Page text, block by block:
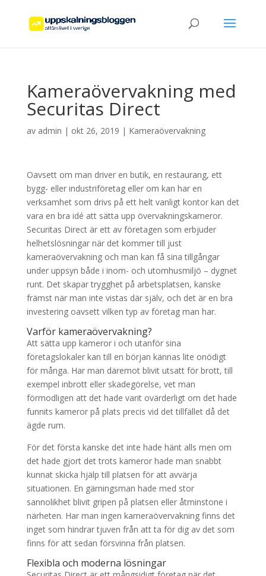
Kameraövervakning med
Securitas Direct
av admin | okt 26, 2019 | Kameraövervakning
Oavsett om man driver en butik, en restaurang, ett
bygg- eller industriföretag eller om kan har en
verksamhet som drivs på ett helt vanligt kontor kan det
vara en bra idé att sätta upp övervakningskameror.
Securitas Direct är ett av företagen som erbjuder
helhetslösningar när det kommer till just
kameraövervakning och man kan få sina tillgångar
under uppsyn både i inom- och utomhusmiljö – dygnet
runt. Det skapar trygghet på arbetsplatsen, kanske
främst när man inte vistas där själv, och det är en bra
investering oavsett vilken typ av företag man har.
Varför kameraövervakning?
Att sätta upp kameror i och utanför sina
företagslokaler kan till en början kännas lite onödigt
för många. Har man däremot blivit utsatt för brott, till
exempel inbrott eller skadegörelse, vet man
förmodligen att det hade varit ovärderligt om det hade
funnits kameror på plats precis vid det tillfället då det
ägde rum.
För det första kanske det inte hade hänt alls men om
det hade gjort det trots kameror hade man snabbt
kunnat skicka hjälp till platsen för att avvärja
situationen. En gärningsman hade med stor
sannolikhet blivit gripen på platsen eller åtminstone i
närheten. Har man ingen kameraövervakning finns det
inget som hindrar tjuven från att ta för dig av det som
finns för att sedan försvinna från platsen.
Flexibla och moderna lösningar